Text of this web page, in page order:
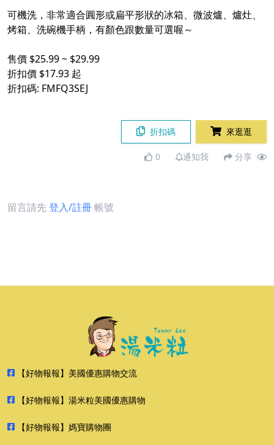
可機洗，非常適合圓形或扁平形狀的冰箱、微波爐、爐灶、
烤箱、洗碗機手柄，有顏色跟數量可選喔～
售價 $25.99 ~ $29.99
折扣價 $17.93 起
折扣碼: FMFQ3SEJ
折扣碼 來逛逛
0 通知我 分享
留言請先登入/註冊帳號
【好物報報】美國優惠購物交流
【好物報報】湯米粒美國優惠購物
【好物報報】媽寶購物團